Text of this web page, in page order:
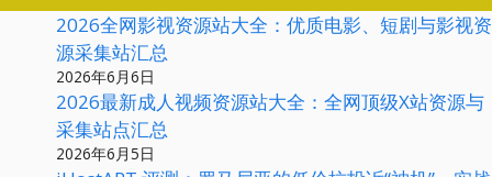
2026全网影视资源站大全：优质电影、短剧与影视资
源采集站汇总
2026年6月6日
2026最新成人视频资源站大全：全网顶级X站资源与
采集站点汇总
2026年6月5日